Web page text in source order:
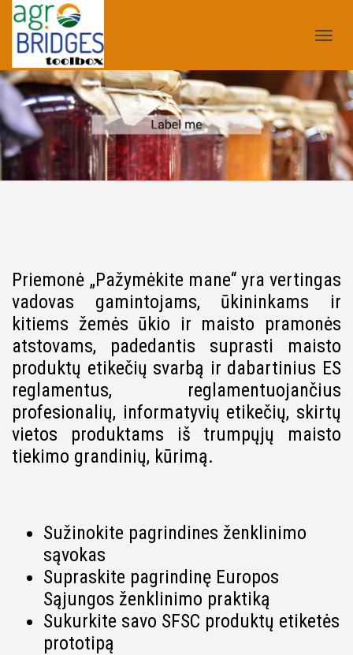
Priemonė „Pažymėkite mane“ yra vertingas
vadovas gamintojams, ūkininkams ir
kitiems žemės ūkio ir maisto pramonės
atstovams, padedantis suprasti maisto
produktų etikečių svarbą ir dabartinius ES
reglamentus, reglamentuojančius
profesionalių, informatyvių etikečių, skirtų
vietos produktams iš trumpųjų maisto
tiekimo grandinių, kūrimą.
Sužinokite pagrindines ženklinimo
sąvokas
Supraskite pagrindinę Europos
Sąjungos ženklinimo praktiką
Sukurkite savo SFSC produktų etiketės
prototipą